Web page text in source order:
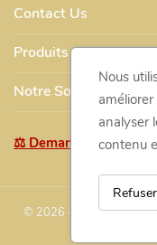
Contact Us
Produits
Notre Société
⚖ Demande de
© 2026 - Développé par
Nous
analyser
contenu
Refuser